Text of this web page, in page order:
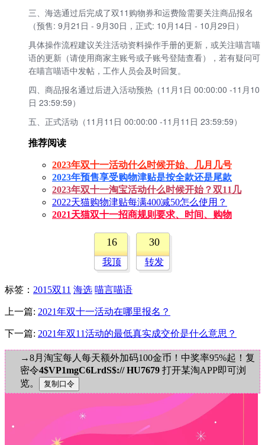
三、海选通过后完成了双11购物券和运费险需要关注商品报名
（预售: 9月21日 - 9月30日，正式: 10月14日 - 10月29日）
具体操作流程建议关注活动资料操作手册的更新，或关注喵言喵
语的更新（请使用商家主账号或子账号登陆查看），若有疑问可
在喵言喵语中发帖，工作人员会及时回复。
四、商品报名通过后进入活动预热（11月1日 00:00:00 -11月10
日 23:59:59）
五、正式活动（11月11日 00:00:00 -11月11日 23:59:59）
推荐阅读
2023年双十一活动什么时候开始、几月几号
2023年预售享受购物津贴是按全款还是尾款
2023年双十一淘宝活动什么时候开始？双11几
2022天猫购物津贴每满400减50怎么使用？
2021天猫双十一招商规则要求、时间、购物
16
我顶
30
转发
标签 ： 2015双11 海选 喵言喵语
上一篇: 2021年双十一活动在哪里报名？
下一篇: 2021年双11活动的最低真实成交价是什么意思？
→8月淘宝每人每天额外加码100金币！中奖率95%起！复
密令4$VP1mgC6LrdS$:// HU7679 打开某淘APP即可浏
览。